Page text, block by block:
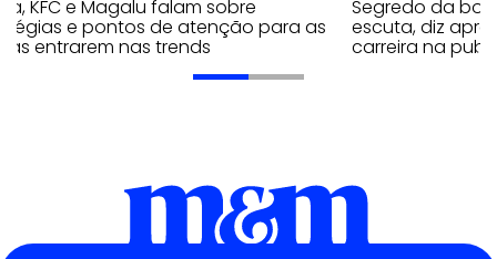
KFC e Magalu falam sobre
e pontos de atenção para as
entrarem nas trends
Segredo da
escuta, diz
carreira na